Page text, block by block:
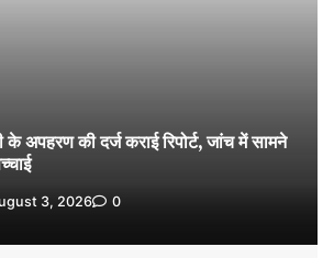
के अपहरण की दर्ज कराई रिपोर्ट, जांच में सामने
3, 2026 0